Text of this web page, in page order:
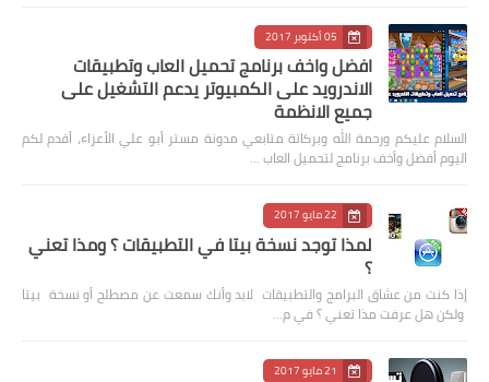
05 أكتوبر 2017
افضل واخف برنامج تحميل العاب وتطبيقات
الاندرويد على الكمبيوتر يدعم التشغيل على
جميع الانظمة
السلام عليكم ورحمة الله وبركاتة متابعي مدونة مستر أبو علي الأعزاء، أقدم لكم
اليوم أفضل وأخف برنامج لتحميل العاب …
22 مايو 2017
لمذا توجد نسخة بيتا في التطبيقات ؟ ومذا تعني
؟
إذا كنت من عشاق البرامج والتطبيقات لابد وأنك سمعت عن مصطلح أو نسخة بيتا
ولكن هل عرفت مذا تعني ؟ في م…
21 مايو 2017